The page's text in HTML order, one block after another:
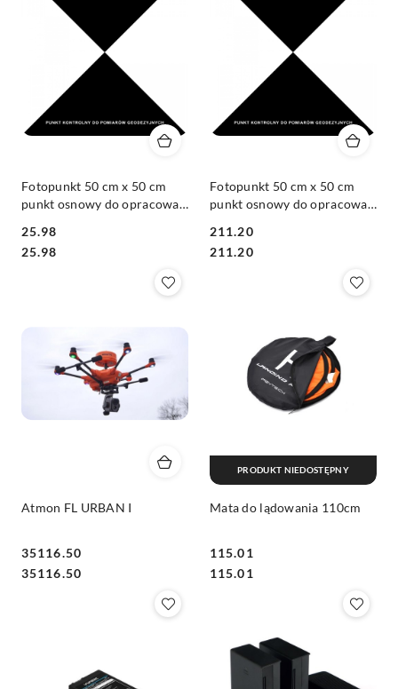
Fotopunkt 50 cm x 50 cm
punkt osnowy do opracowań
pomiarów dronem - 1szt
Cena:
25.98
Cena:
25.98
Fotopunkt 50 cm x 50 cm
punkt osnowy do opracowań
pomiarów dronem - 10szt
Cena:
211.20
Cena:
211.20
Atmon FL URBAN I
Cena:
35116.50
Cena:
35116.50
Mata do lądowania 110cm
Cena:
115.01
Cena:
115.01
PRODUKT NIEDOSTĘPNY